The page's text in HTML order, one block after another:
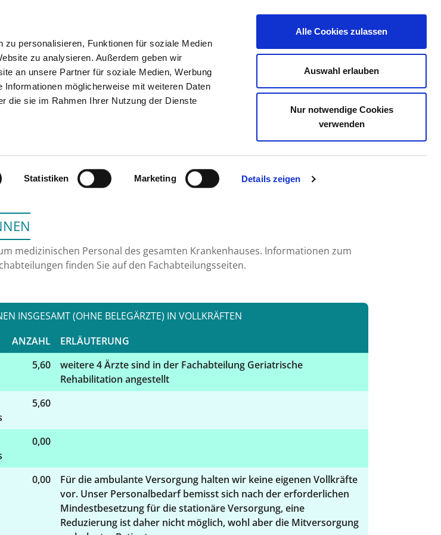
personalisieren, Funktionen für soziale Medien
zu analysieren. Außerdem geben wir
an unsere Partner für soziale Medien, Werbung
möglicherweise mit weiteren Daten
die sie im Rahmen Ihrer Nutzung der Dienste
Statistiken Marketing Details zeigen
Alle Cookies zulassen
Auswahl erlauben
Nur notwendige Cookies
verwenden
SUCHEN TIPPS & HILFE STELLENBÖRSE KONTAKT
medizinischen Personal des gesamten Krankenhauses. Informationen zum
finden Sie auf den Fachabteilungsseiten.
INSGESAMT (OHNE BELEGÄRZTE) IN VOLLKRÄFTEN
ANZAHL
ERLÄUTERUNG
5,60
weitere 4 Ärzte sind in der Fachabteilung Geriatrische
Rehabilitation angestellt
5,60
0,00
0,00
Für die ambulante Versorgung halten wir keine eigenen Vollkräfte
vor. Unser Personalbedarf bemisst sich nach der erforderlichen
Mindestbesetzung für die stationäre Versorgung, eine
Reduzierung ist daher nicht möglich, wohl aber die Mitversorgung